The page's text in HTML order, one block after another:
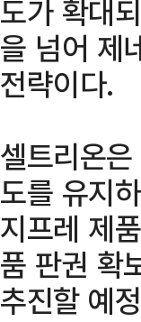
도가 확대
을 넘어 제
전략이다.
셀트리온
도를 유지
지프레 제
품 판권 확
추진할 예